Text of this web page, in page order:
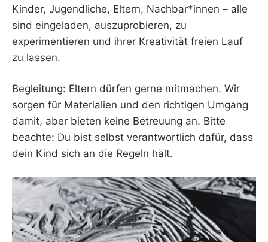
Kinder, Jugendliche, Eltern, Nachbar*innen – alle
sind eingeladen, auszuprobieren, zu
experimentieren und ihrer Kreativität freien Lauf
zu lassen.
Begleitung: Eltern dürfen gerne mitmachen. Wir
sorgen für Materialien und den richtigen Umgang
damit, aber bieten keine Betreuung an. Bitte
beachte: Du bist selbst verantwortlich dafür, dass
dein Kind sich an die Regeln hält.